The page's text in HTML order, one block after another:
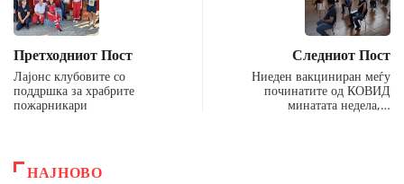
Претходниот Пост
Лајонс клубовите со
поддршка за храбрите
пожарникари
Следниот Пост
Ниеден вакциниран меѓу
починатите од КОВИД
минатата недела,…
НАЈНОВО